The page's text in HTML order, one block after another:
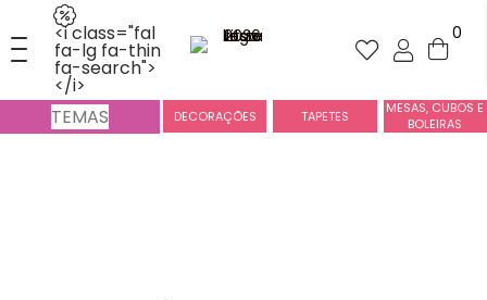
<i class="fal
fa-lg fa-thin
fa-search">
</i>
0
TEMAS DECORAÇÕES TAPETES
MESAS, CUBOS E
BOLEIRAS